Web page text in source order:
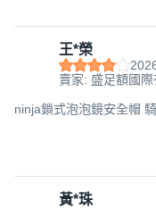
王*榮
賣家: 盛足額國際
ninja鎖式泡泡鏡安全帽
黃*珠